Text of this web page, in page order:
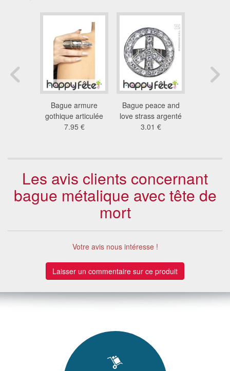
Bague armure
gothique articulée
7.95 €
Bague peace and
love strass argenté
3.01 €
Les avis clients concernant
bague métalique avec tête de
mort
Votre avis nous intéresse !
Laisser un commentaire sur ce produit